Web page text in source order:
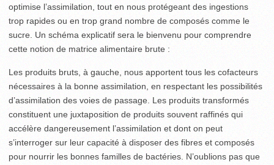
optimise l’assimilation, tout en nous protégeant des ingestions
trop rapides ou en trop grand nombre de composés comme le
sucre. Un schéma explicatif sera le bienvenu pour comprendre
cette notion de matrice alimentaire brute :
Les produits bruts, à gauche, nous apportent tous les cofacteurs
nécessaires à la bonne assimilation, en respectant les possibilités
d’assimilation des voies de passage. Les produits transformés
constituent une juxtaposition de produits souvent raffinés qui
accélère dangereusement l’assimilation et dont on peut
s’interroger sur leur capacité à disposer des fibres et composés
pour nourrir les bonnes familles de bactéries. N’oublions pas que